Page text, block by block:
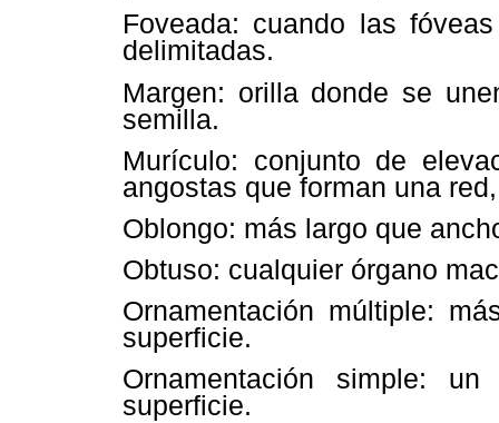
Foveada: cuando las
delimitadas.
Margen: orilla donde se
semilla.
Murículo: conjunto de
angostas que forman una
Oblongo: más largo que
Obtuso: cualquier órgano
Ornamentación múltiple:
superficie.
Ornamentación simple:
superficie.